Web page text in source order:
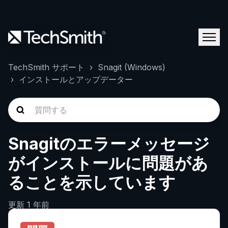
TechSmith サポート
Snagit (Windows)
インストールとアップデーター
Snagitのエラーメッセージ
がインストールに問題があ
ることを示しています
更新 1 年前